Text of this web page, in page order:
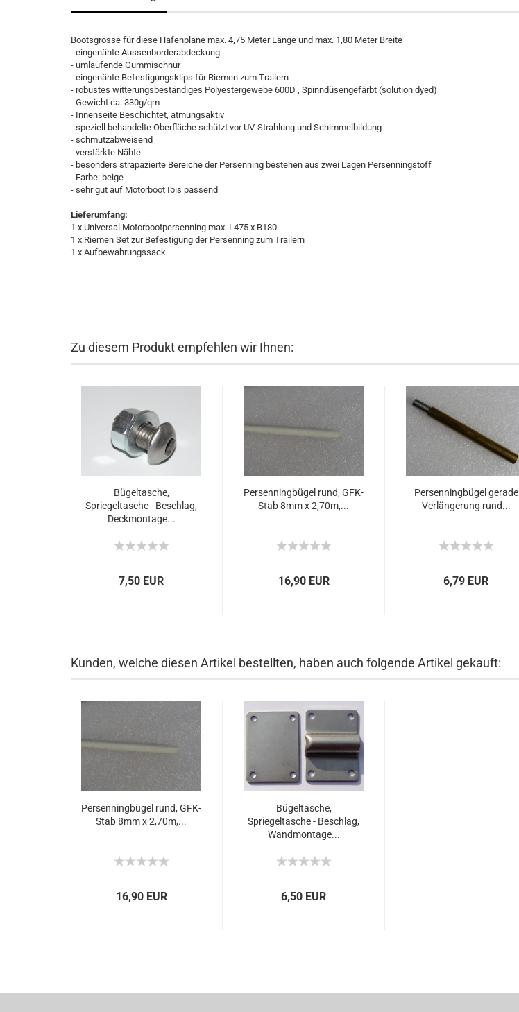
Bootsgrösse für diese Hafenplane max. 4,75 Meter Länge und max. 1,80 Meter Breite
- eingenähte Aussenborderabdeckung
- umlaufende Gummischnur
- eingenähte Befestigungsklips für Riemen zum Trailern
- robustes witterungsbeständiges Polyestergewebe 600D , Spinndüsengefärbt (solution dyed)
- Gewicht ca. 330g/qm
- Innenseite Beschichtet, atmungsaktiv
- speziell behandelte Oberfläche schützt vor UV-Strahlung und Schimmelbildung
- schmutzabweisend
- verstärkte Nähte
- besonders strapazierte Bereiche der Persenning bestehen aus zwei Lagen Persenningstoff
- Farbe: beige
- sehr gut auf Motorboot Ibis passend
Lieferumfang:
1 x Universal Motorbootpersenning max. L475 x B180
1 x Riemen Set zur Befestigung der Persenning zum Trailern
1 x Aufbewahrungssack
Zu diesem Produkt empfehlen wir Ihnen:
Bügeltasche,
Spriegeltasche - Beschlag,
Deckmontage...
7,50 EUR
Persenningbügel rund, GFK-
Stab 8mm x 2,70m,...
16,90 EUR
Persenningbügel gerade
Verlängerung rund...
6,79 EUR
Kunden, welche diesen Artikel bestellten, haben auch folgende Artikel gekauft:
Persenningbügel rund, GFK-
Stab 8mm x 2,70m,...
16,90 EUR
Bügeltasche,
Spriegeltasche - Beschlag,
Wandmontage...
6,50 EUR